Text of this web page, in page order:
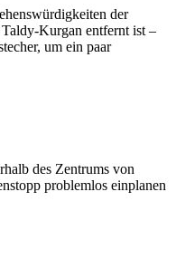
der
Kurgan entfernt ist –
um ein paar
des Zentrums von
problemlos einplanen